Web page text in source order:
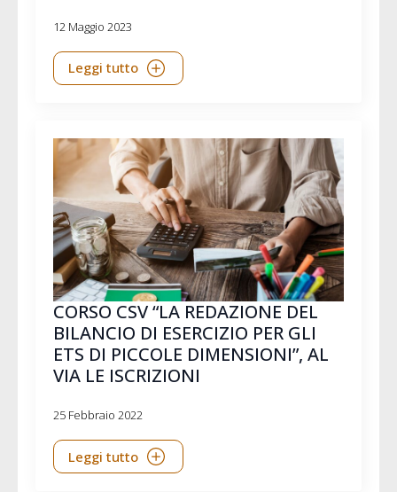
12 Maggio 2023
Leggi tutto
CORSO CSV “LA REDAZIONE DEL
BILANCIO DI ESERCIZIO PER GLI
ETS DI PICCOLE DIMENSIONI”, AL
VIA LE ISCRIZIONI
25 Febbraio 2022
Leggi tutto